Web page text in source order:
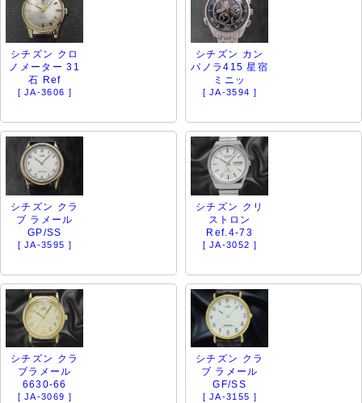
シチズン クロ
ノメーター 31
石 Ref
[ JA-3606 ]
シチズン カン
パノラ415 星宿
ミニッ
[ JA-3594 ]
シチズン クラ
ブ ラメール
GP/SS
[ JA-3595 ]
シチズン クリ
ストロン
Ref.4-73
[ JA-3052 ]
シチズン クラ
ブラメール
6630-66
[ JA-3069 ]
シチズン クラ
ブ ラメール
GF/SS
[ JA-3155 ]